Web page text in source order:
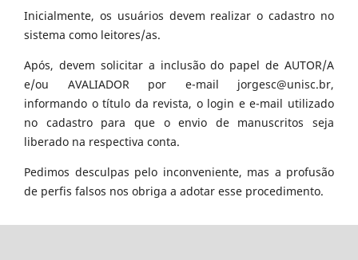
Inicialmente, os usuários devem realizar o cadastro no
sistema como leitores/as.
Após, devem solicitar a inclusão do papel de AUTOR/A
e/ou AVALIADOR por e-mail jorgesc@unisc.br,
informando o título da revista, o login e e-mail utilizado
no cadastro para que o envio de manuscritos seja
liberado na respectiva conta.
Pedimos desculpas pelo inconveniente, mas a profusão
de perfis falsos nos obriga a adotar esse procedimento.